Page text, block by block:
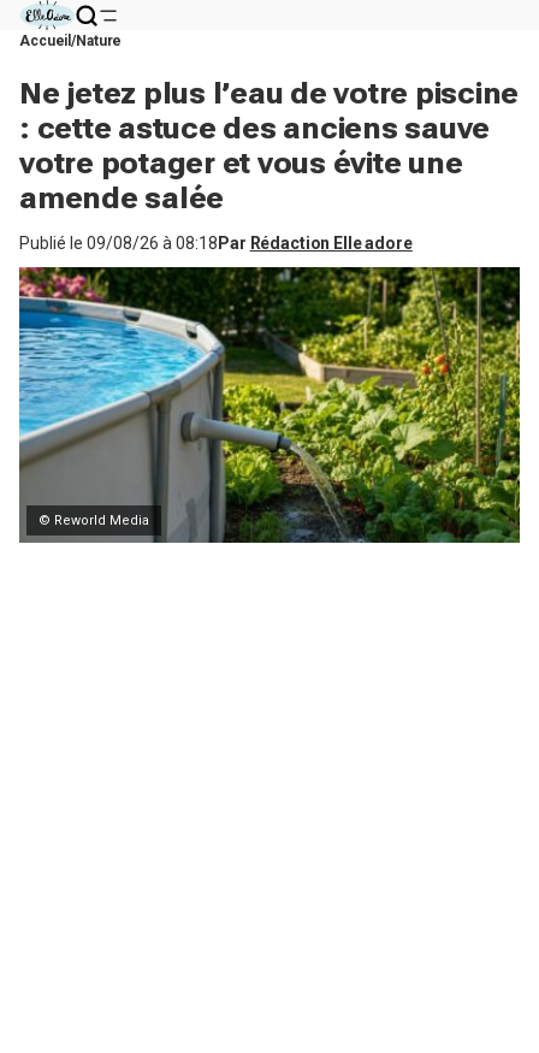
Accueil Nature
Ne jetez plus l’eau de votre piscine
: cette astuce des anciens sauve
votre potager et vous évite une
amende salée
Publié le 09/08/26 à 08:18 Par Rédaction Elle adore
© Reworld Media